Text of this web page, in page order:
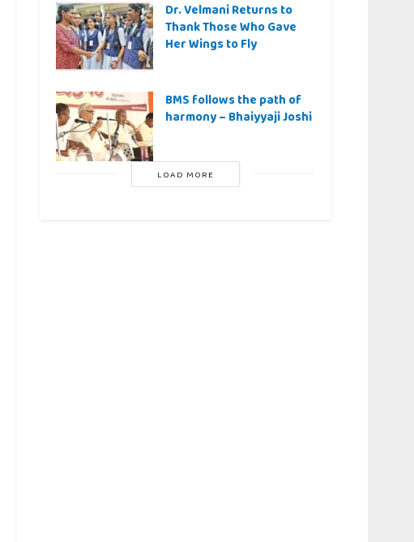
Dr. Velmani Returns to
Thank Those Who Gave
Her Wings to Fly
BMS follows the path of
harmony – Bhaiyyaji Joshi
LOAD MORE